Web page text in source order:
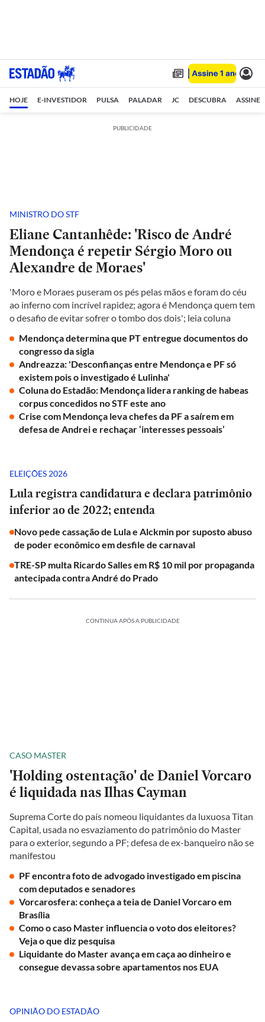
HOJE E-INVESTIDOR PULSA PALADAR JC DESCUBRA ASSINE
PUBLICIDADE
MINISTRO DO STF
Eliane Cantanhêde: 'Risco de André
Mendonça é repetir Sérgio Moro ou
Alexandre de Moraes'
'Moro e Moraes puseram os pés pelas mãos e foram do céu
ao inferno com incrível rapidez; agora é Mendonça quem tem
o desafio de evitar sofrer o tombo dos dois'; leia coluna
Mendonça determina que PT entregue documentos do
congresso da sigla
Andreazza: 'Desconfianças entre Mendonça e PF só
existem pois o investigado é Lulinha'
Coluna do Estadão: Mendonça lidera ranking de habeas
corpus concedidos no STF este ano
Crise com Mendonça leva chefes da PF a saírem em
defesa de Andrei e rechaçar ‘interesses pessoais’
ELEIÇÕES 2026
Lula registra candidatura e declara patrimônio
inferior ao de 2022; entenda
Novo pede cassação de Lula e Alckmin por suposto abuso
de poder econômico em desfile de carnaval
TRE-SP multa Ricardo Salles em R$ 10 mil por propaganda
antecipada contra André do Prado
CONTINUA APÓS A PUBLICIDADE
CASO MASTER
'Holding ostentação' de Daniel Vorcaro
é liquidada nas Ilhas Cayman
Suprema Corte do país nomeou liquidantes da luxuosa Titan
Capital, usada no esvaziamento do patrimônio do Master
para o exterior, segundo a PF; defesa de ex-banqueiro não se
manifestou
PF encontra foto de advogado investigado em piscina
com deputados e senadores
Vorcarosfera: conheça a teia de Daniel Vorcaro em
Brasília
Como o caso Master influencia o voto dos eleitores?
Veja o que diz pesquisa
Liquidante do Master avança em caça ao dinheiro e
consegue devassa sobre apartamentos nos EUA
OPINIÃO DO ESTADÃO